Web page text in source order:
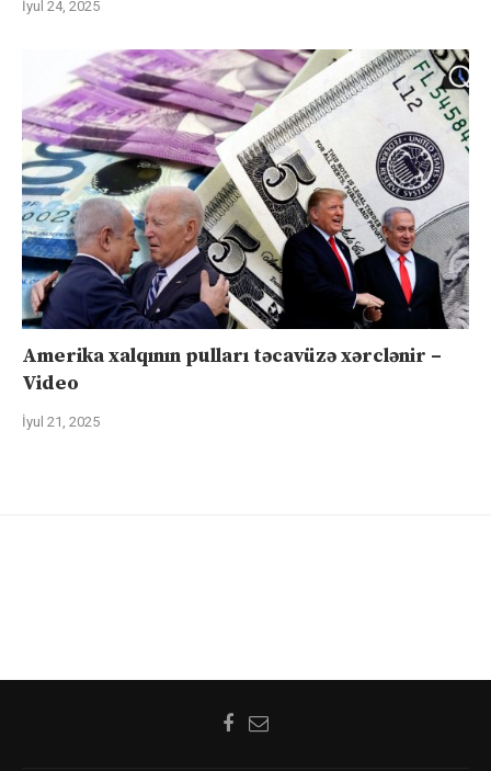
İyul 24, 2025
Amerika xalqının pulları təcavüzə xərclənir –
Video
İyul 21, 2025